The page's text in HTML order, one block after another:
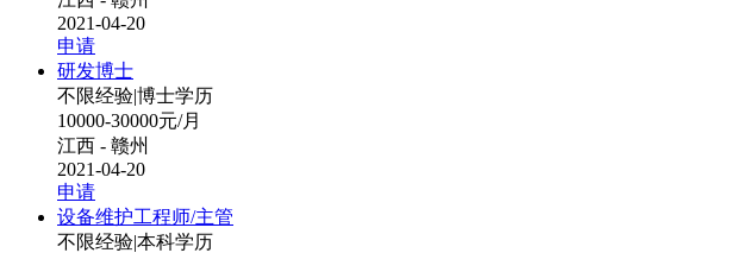
2021-04-20
申请
研发博士
不限经验|博士学历
10000-30000元/月
江西 - 赣州
2021-04-20
申请
设备维护工程师/主管
不限经验|本科学历